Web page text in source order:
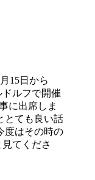
15日から
ドルフで開催
に出席しま
とても良い話
度はその時の
てくださ